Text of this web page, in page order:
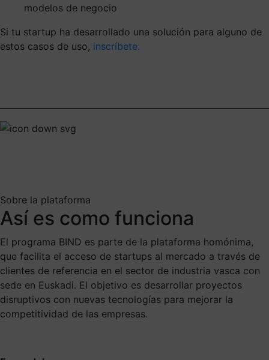
modelos de negocio
Si tu startup ha desarrollado una solución para alguno de
estos casos de uso, inscríbete.
Sobre la plataforma
Así es como funciona
El programa BIND es parte de la plataforma homónima,
que facilita el acceso de startups al mercado a través de
clientes de referencia en el sector de industria vasca con
sede en Euskadi. El objetivo es desarrollar proyectos
disruptivos con nuevas tecnologías para mejorar la
competitividad de las empresas.